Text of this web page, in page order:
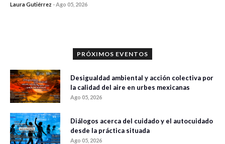
Laura Gutiérrez -Ago 05, 2026
PRÓXIMOS EVENTOS
Desigualdad ambiental y acción colectiva por
la calidad del aire en urbes mexicanas
Ago 05, 2026
Diálogos acerca del cuidado y el autocuidado
desde la práctica situada
Ago 05, 2026